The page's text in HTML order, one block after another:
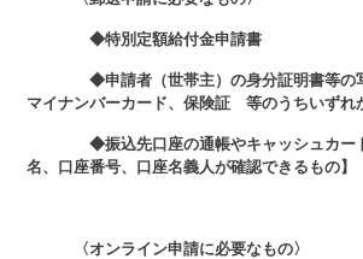
◆特別定額給付金申請書
◆申請者（世帯主）の身分証明書等の
マイナンバーカード、保険証 等のうちいずれ
◆振込先口座の通帳やキャッシュカー
名、口座番号、口座名義人が確認できるもの】
〈オンライン申請に必要なもの〉